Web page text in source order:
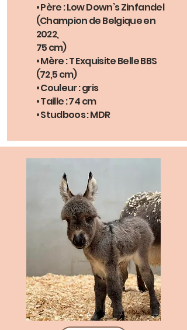
• Père : Low Down’s Zinfandel
(Champion de Belgique en
2022,
75 cm)
• Mère : T Exquisite Belle BBS
(72,5 cm)
• Couleur : gris
• Taille : 74 cm
• Studboos : MDR